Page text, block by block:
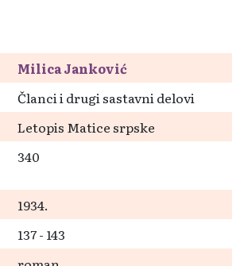
Milica Janković
Članci i drugi sastavni delovi
Letopis Matice srpske
340
1934.
137 - 143